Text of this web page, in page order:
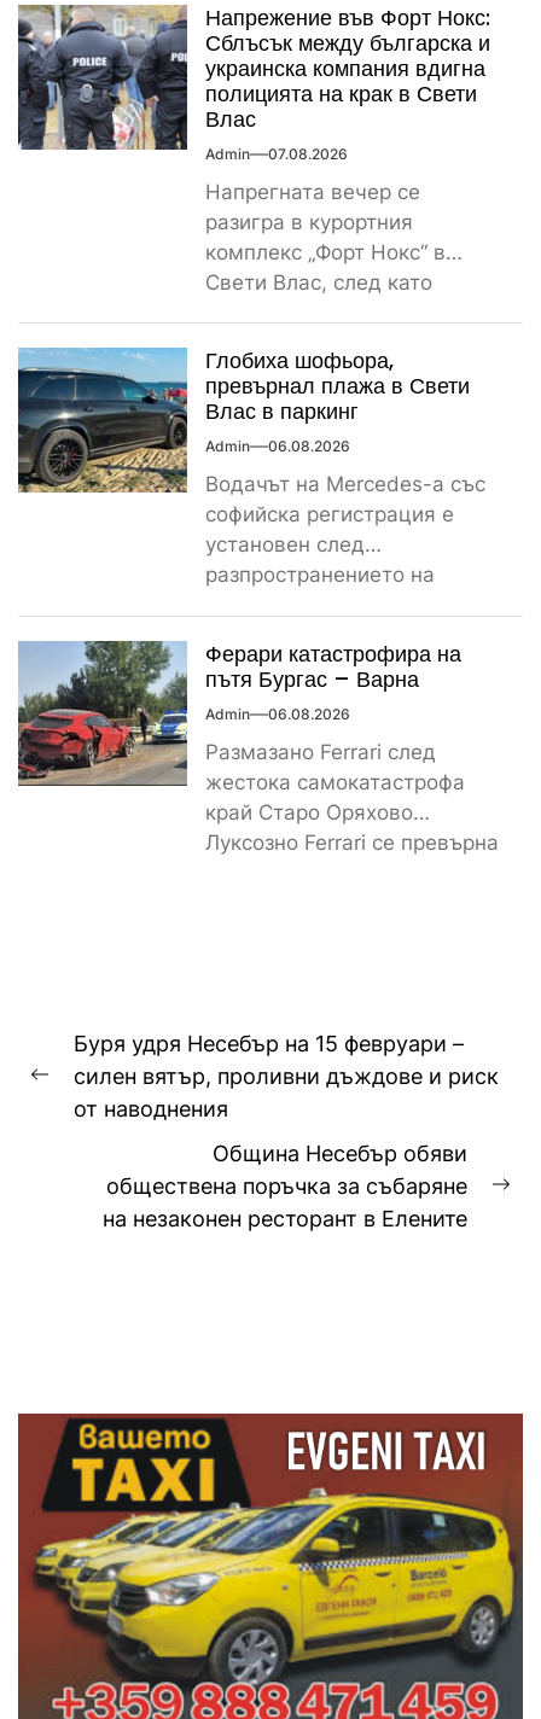
Напрежение във Форт Нокс:
Сблъсък между българска и
украинска компания вдигна
полицията на крак в Свети
Влас
Admin 07.08.2026
Напрегната вечер се
разигра в курортния
комплекс „Форт Нокс“ в
Свети Влас, след като
Глобиха шофьора,
превърнал плажа в Свети
Влас в паркинг
Admin 06.08.2026
Водачът на Mercedes-а със
софийска регистрация е
установен след
разпространението на
1000...
Ферари катастрофира на
пътя Бургас – Варна
Admin 06.08.2026
Размазано Ferrari след
жестока самокатастрофа
край Старо Оряхово
Луксозно Ferrari се превърна
Навигация
Previous
post:
Буря удря Несебър на 15 февруари –
силен вятър, проливни дъждове и риск
от наводнения
Община Несебър обяви
обществена поръчка за събаряне
на незаконен ресторант в Елените